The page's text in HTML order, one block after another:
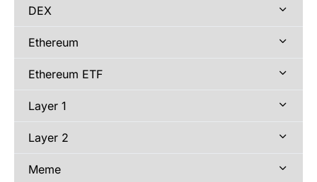
DEX
Ethereum
Ethereum ETF
Layer 1
Layer 2
Meme